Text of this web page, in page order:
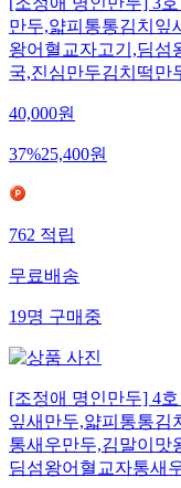
[조정애 명인만두] 3
만두,얇피통통김치잎
왕어혈교자고기,딤섬
국,진심만두김치떡만
40,000원
37%25,400원
762적립
무료배송
19명구매중
[조정애 명인만두] 4
잎새만두,얇피통통김
통새우만두,김말이맛
딤섬왕어혈교자통새